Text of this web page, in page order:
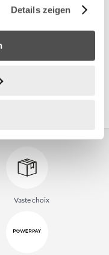
Details zeigen
Vaste choix